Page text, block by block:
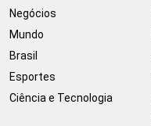
Negócios
Mundo
Brasil
Esportes
Ciência e Tecnologia